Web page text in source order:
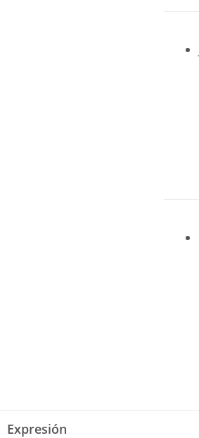
Expresión